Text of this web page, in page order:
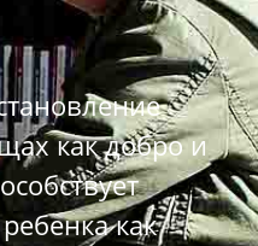
как добро и
как